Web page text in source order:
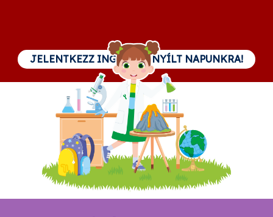
JELENTKEZZ INGYENES NYÍLT NAPUNKRA!